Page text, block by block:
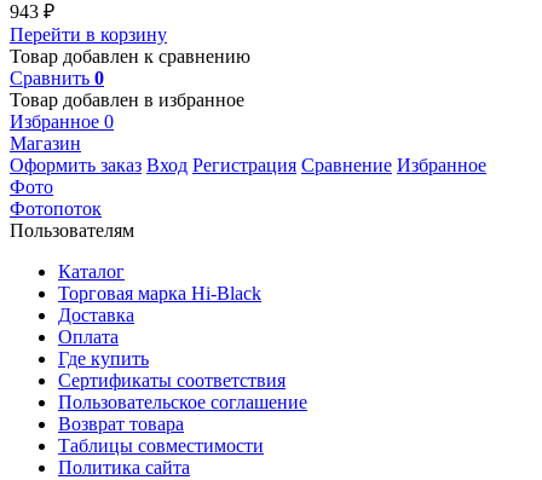
943 ₽
Перейти в корзину
Товар добавлен к сравнению
Сравнить 0
Товар добавлен в избранное
Избранное 0
Магазин
Оформить заказ Вход Регистрация Сравнение Избранное
Фото
Фотопоток
Пользователям
Каталог
Торговая марка Hi-Black
Доставка
Оплата
Где купить
Сертификаты соответствия
Пользовательское соглашение
Возврат товара
Таблицы совместимости
Политика сайта